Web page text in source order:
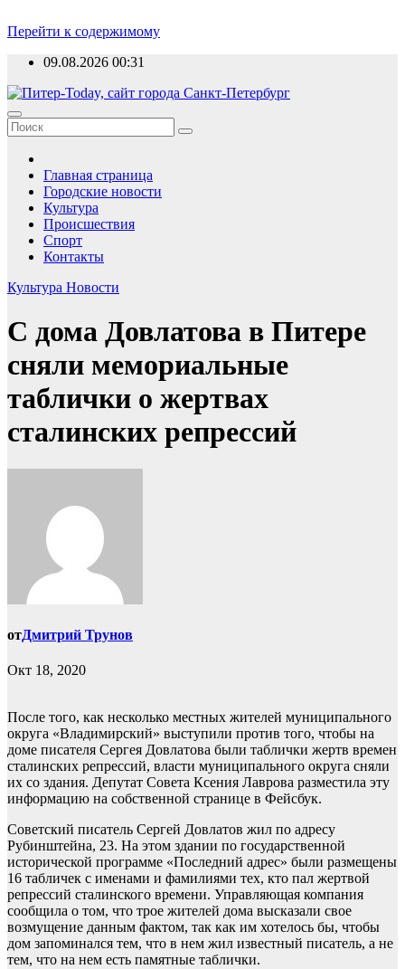
Перейти к содержимому
09.08.2026 00:31
Главная страница
Городские новости
Культура
Происшествия
Спорт
Контакты
Культура Новости
С дома Довлатова в Питере
сняли мемориальные
таблички о жертвах
сталинских репрессий
отДмитрий Трунов
Окт 18, 2020
После того, как несколько местных жителей муниципального
округа «Владимирский» выступили против того, чтобы на
доме писателя Сергея Довлатова были таблички жертв времен
сталинских репрессий, власти муниципального округа сняли
их со здания. Депутат Совета Ксения Лаврова разместила эту
информацию на собственной странице в Фейсбук.
Советский писатель Сергей Довлатов жил по адресу
Рубинштейна, 23. На этом здании по государственной
исторической программе «Последний адрес» были размещены
16 табличек с именами и фамилиями тех, кто пал жертвой
репрессий сталинского времени. Управляющая компания
сообщила о том, что трое жителей дома высказали свое
возмущение данным фактом, так как им хотелось бы, чтобы
дом запоминался тем, что в нем жил известный писатель, а не
тем, что на нем есть памятные таблички.